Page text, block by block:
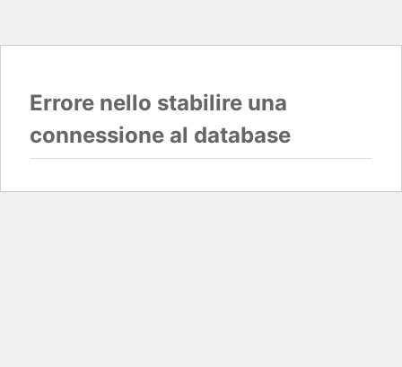
Errore nello stabilire una
connessione al database